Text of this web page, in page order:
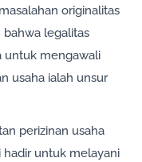
originalitas
legalitas
untuk mengawali
usaha ialah unsur
perizinan usaha
hadir untuk melayani